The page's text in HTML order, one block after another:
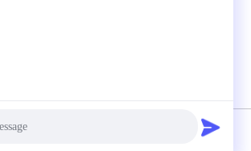
Co., Ltd Tous les droits réservés.